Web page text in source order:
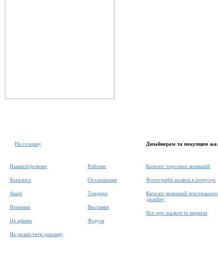
На головну
Вакансії/резюме
Каталоги
Акції
Новинки
Це цікаво
Як розмістити рекламу
Рейтинг
Оголошення
Тендери
Виставки
Форум
Дизайнерам та покупцям
Каталог торгових компаній
Фотографії жалюзі в інтер'єрі
Каталог компаній
дизайну
Все про жалюзі та маркізи